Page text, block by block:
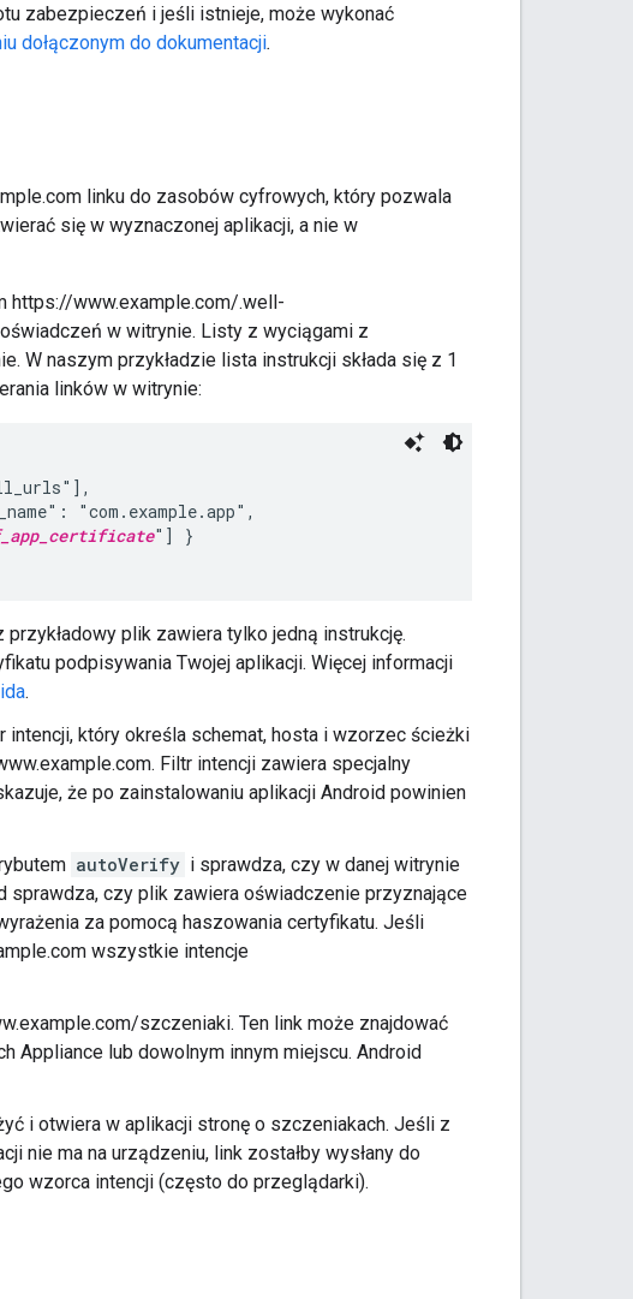
zabezpieczeń i jeśli istnieje, może wykonać
dołączonym do dokumentacji.
linku do zasobów cyfrowych, który pozwala
się w wyznaczonej aplikacji, a nie w
https://www.example.com/.well-
w witrynie. Listy z wyciągami z
W naszym przykładzie lista instrukcji składa się z 1
linków w witrynie:
"com.example.app",
"] }
przykładowy plik zawiera tylko jedną instrukcję.
podpisywania Twojej aplikacji. Więcej informacji
.
intencji, który określa schemat, hosta i wzorzec ścieżki
Filtr intencji zawiera specjalny
że po zainstalowaniu aplikacji Android powinien
autoVerify i sprawdza, czy w danej witrynie
sprawdza, czy plik zawiera oświadczenie przyznające
za pomocą haszowania certyfikatu. Jeśli
wszystkie intencje
szczeniaki. Ten link może znajdować
Appliance lub dowolnym innym miejscu. Android
i otwiera w aplikacji stronę o szczeniakach. Jeśli z
nie ma na urządzeniu, link zostałby wysłany do
wzorca intencji (często do przeglądarki).